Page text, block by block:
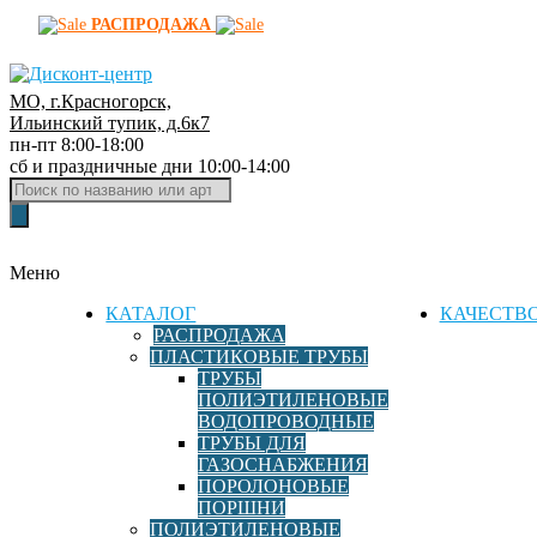
РАСПРОДАЖА
Д
и
с
к
о
т
МО, г.Красногорск,
Ильинский тупик, д.6к7
пн-пт 8:00-18:00
сб и праздничные дни 10:00-14:00
Поиск
товаров
Меню
КАТАЛОГ
РАСПРОДАЖА
ПЛАСТИКОВЫЕ ТРУБЫ
ТРУБЫ
ПОЛИЭТИЛЕНОВЫЕ
ВОДОПРОВОДНЫЕ
ТРУБЫ ДЛЯ
ГАЗОСНАБЖЕНИЯ
ПОРОЛОНОВЫЕ
ПОРШНИ
ПОЛИЭТИЛЕНОВЫЕ